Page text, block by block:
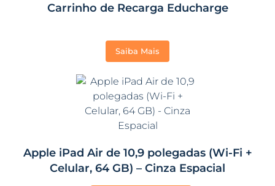
Carrinho de Recarga Educharge
Saiba Mais
Apple iPad Air de 10,9 polegadas (Wi-Fi +
Celular, 64 GB) – Cinza Espacial